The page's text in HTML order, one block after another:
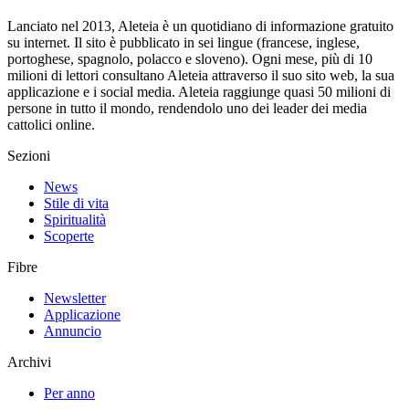
Lanciato nel 2013, Aleteia è un quotidiano di informazione gratuito
su internet. Il sito è pubblicato in sei lingue (francese, inglese,
portoghese, spagnolo, polacco e sloveno). Ogni mese, più di 10
milioni di lettori consultano Aleteia attraverso il suo sito web, la sua
applicazione e i social media. Aleteia raggiunge quasi 50 milioni di
persone in tutto il mondo, rendendolo uno dei leader dei media
cattolici online.
Sezioni
News
Stile di vita
Spiritualità
Scoperte
Fibre
Newsletter
Applicazione
Annuncio
Archivi
Per anno